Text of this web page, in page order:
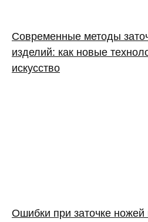
Современные методы
изделий: как новые
искусство
Ошибки при заточке ножей